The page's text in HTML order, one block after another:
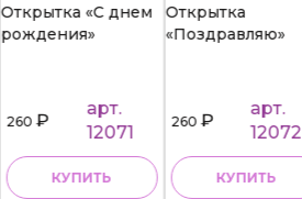
Открытка «С днем
рождения»
260₽
арт.
12071
КУПИТЬ
Открытка
«Поздравляю»
260₽
арт.
12072
КУПИТЬ